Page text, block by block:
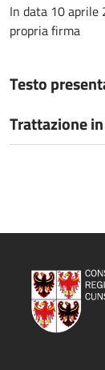
In data 10
propria firma
Testo
Trattazione